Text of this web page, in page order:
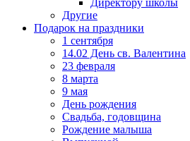
Директору школы
Другие
Подарок на праздники
1 сентября
14.02 День св. Валентина
23 февраля
8 марта
9 мая
День рождения
Свадьба, годовщина
Рождение малыша